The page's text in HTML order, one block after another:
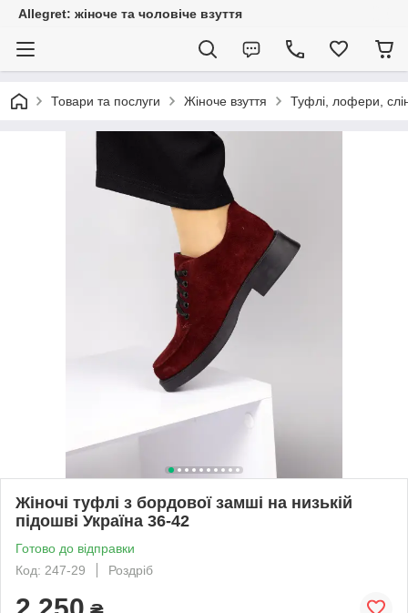
Allegret: жіноче та чоловіче взуття
Товари та послуги Жіноче взуття Туфлі, лофери,
Жіночі туфлі з бордової замші на низькій
підошві Україна 36-42
Готово до відправки
Код: 247-29
Роздріб